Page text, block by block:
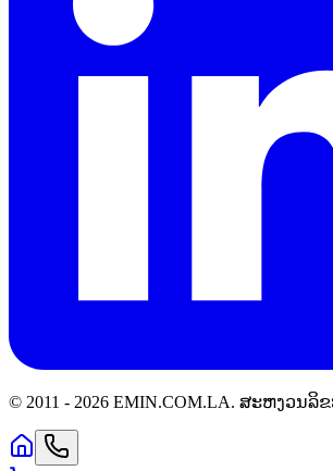
© 2011 - 2026 EMIN.COM.LA. ສະຫງວນລິ